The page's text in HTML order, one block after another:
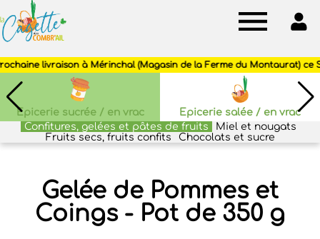
des
Combr'ail
Epicerie sucrée / en vrac
Epicerie salée / en vrac
Confitures, gelées et pâtes de fruits
Miel et nougats
Fruits secs, fruits confits
Chocolats et sucre
Gelée de Pommes et
Coings - Pot de 350 g